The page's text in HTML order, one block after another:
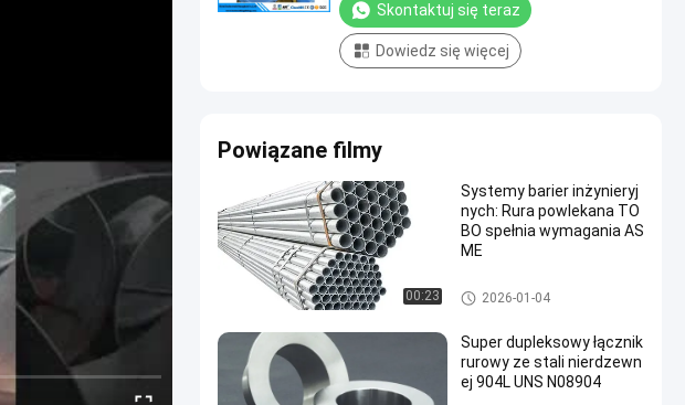
Skontaktuj się teraz
Dowiedz się więcej
Powiązane filmy
00:23
Systemy barier inżynieryj
nych: Rura powlekana TO
BO spełnia wymagania AS
ME
Rura stalowa powlekana
2026-01-04
Super dupleksowy łącznik
rurowy ze stali nierdzewn
ej 904L UNS N08904